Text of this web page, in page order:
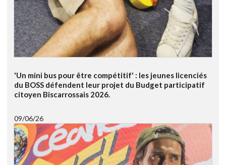
'Un mini bus pour être compétitif' : les jeunes licenciés
du BOSS défendent leur projet du Budget participatif
citoyen Biscarrossais 2026.
09/06/26